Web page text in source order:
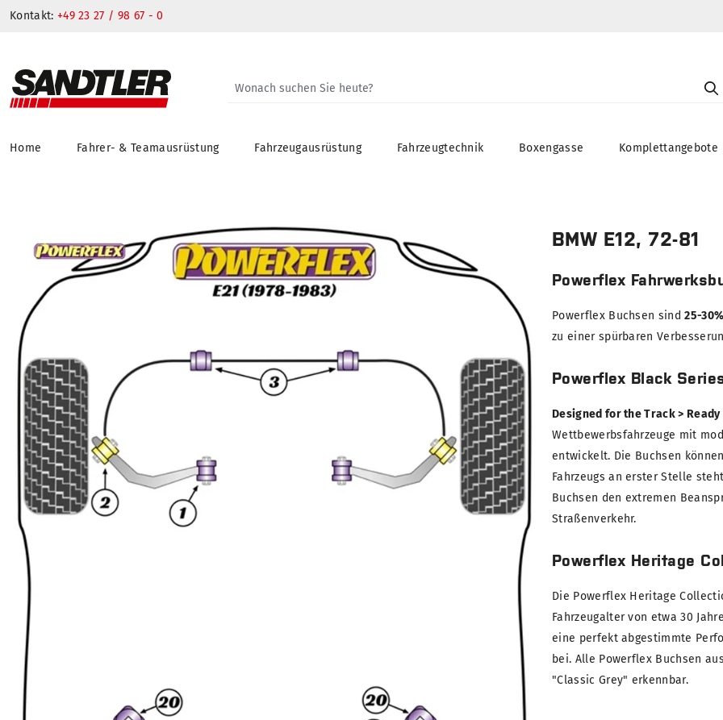
Kontakt: +49 23 27 / 98 67 - 0
Home Fahrer- & Teamausrüstung Fahrzeugausrüstung Fahrzeugtechnik Boxengasse Komplettangebote
BMW E12, 72-81
Powerflex
Powerflex Buchsen sind25-
zu einer spürbaren
Powerflex Black
Designed for the Track > Ready
Wettbewerbsfahrzeuge mit
entwickelt. Die Buchsen
Fahrzeugs an erster Stelle
Buchsen den extremen
Straßenverkehr.
Powerflex Heritage
Die Powerflex Heritage
Fahrzeugalter von etwa 30
eine perfekt abgestimmte
bei. Alle Powerflex Buchsen
"Classic Grey" erkennbar.